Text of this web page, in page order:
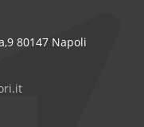
80147 Napoli